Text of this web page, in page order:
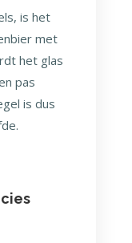
is het
met
het glas
pas
is dus